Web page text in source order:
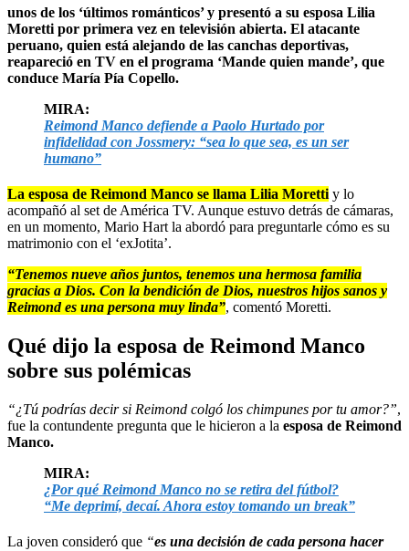
unos de los ‘últimos románticos’ y presentó a su esposa Lilia
Moretti por primera vez en televisión abierta. El atacante
peruano, quien está alejando de las canchas deportivas,
reapareció en TV en el programa ‘Mande quien mande’, que
conduce María Pía Copello.
MIRA:
Reimond Manco defiende a Paolo Hurtado por
infidelidad con Jossmery: “sea lo que sea, es un ser
humano”
La esposa de Reimond Manco se llama Lilia Moretti y lo
acompañó al set de América TV. Aunque estuvo detrás de cámaras,
en un momento, Mario Hart la abordó para preguntarle cómo es su
matrimonio con el ‘exJotita’.
“Tenemos nueve años juntos, tenemos una hermosa familia
gracias a Dios. Con la bendición de Dios, nuestros hijos sanos y
Reimond es una persona muy linda”, comentó Moretti.
Qué dijo la esposa de Reimond Manco
sobre sus polémicas
“¿Tú podrías decir si Reimond colgó los chimpunes por tu amor?”,
fue la contundente pregunta que le hicieron a la esposa de Reimond
Manco.
MIRA:
¿Por qué Reimond Manco no se retira del fútbol?
“Me deprimí, decaí. Ahora estoy tomando un break”
La joven consideró que “es una decisión de cada persona hacer